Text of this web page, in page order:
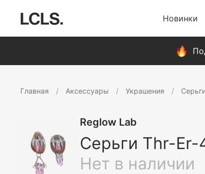
Новинки
Главная Аксессуары Украшения
Reglow Lab
Серьги Thr-Er-
Нет в наличии